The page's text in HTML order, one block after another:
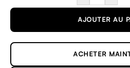
AJOUTER AU
ACHETER